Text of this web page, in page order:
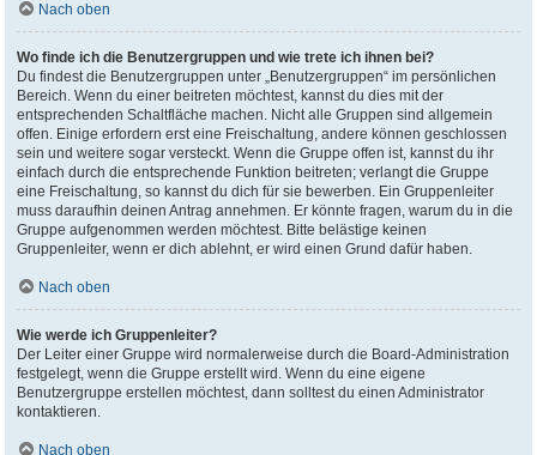
Nach oben
Wo finde ich die Benutzergruppen und wie trete ich ihnen bei?
Du findest die Benutzergruppen unter „Benutzergruppen“ im persönlichen
Bereich. Wenn du einer beitreten möchtest, kannst du dies mit der
entsprechenden Schaltfläche machen. Nicht alle Gruppen sind allgemein
offen. Einige erfordern erst eine Freischaltung, andere können geschlossen
sein und weitere sogar versteckt. Wenn die Gruppe offen ist, kannst du ihr
einfach durch die entsprechende Funktion beitreten; verlangt die Gruppe
eine Freischaltung, so kannst du dich für sie bewerben. Ein Gruppenleiter
muss daraufhin deinen Antrag annehmen. Er könnte fragen, warum du in die
Gruppe aufgenommen werden möchtest. Bitte belästige keinen
Gruppenleiter, wenn er dich ablehnt, er wird einen Grund dafür haben.
Nach oben
Wie werde ich Gruppenleiter?
Der Leiter einer Gruppe wird normalerweise durch die Board-Administration
festgelegt, wenn die Gruppe erstellt wird. Wenn du eine eigene
Benutzergruppe erstellen möchtest, dann solltest du einen Administrator
kontaktieren.
Nach oben